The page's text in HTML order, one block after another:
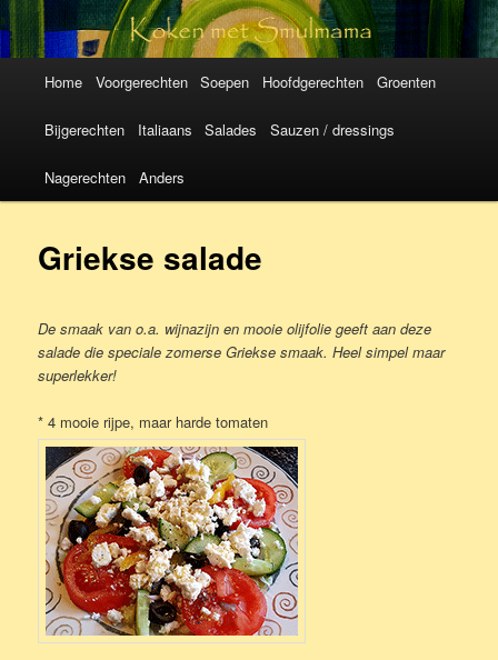
Koken met
SmulMama
Spring
naar
de
inhoud
Spring
naar
de
inhoud
Home Voorgerechten Soepen Hoofdgerechten Groenten
Bijgerechten Italiaans Salades Sauzen / dressings
Nagerechten Anders
Griekse salade
De smaak van o.a. wijnazijn en mooie olijfolie geeft aan deze
salade die speciale zomerse Griekse smaak. Heel simpel maar
superlekker!
* 4 mooie rijpe, maar harde tomaten